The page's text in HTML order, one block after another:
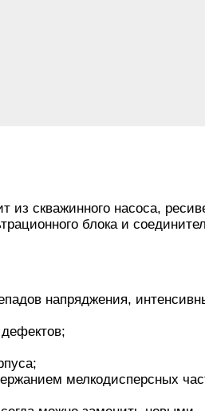
из скважинного насоса,
блока и
напряджения,
мелкодисперсных